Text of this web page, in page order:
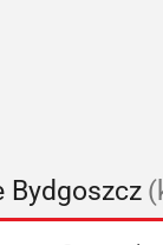
Bydgoszcz